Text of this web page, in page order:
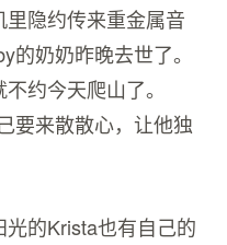
隐约传来重金属音
奶奶昨晚去世了。
约今天爬山了。
要来散散心，让他独
的Krista也有自己的